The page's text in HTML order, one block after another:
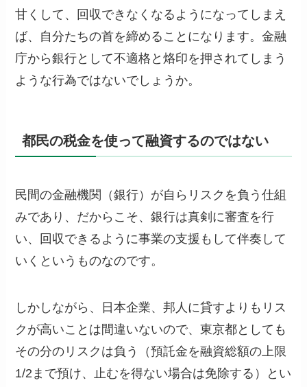
甘くして、回収できなくなるようになってしまえ
ば、自分たちの首を締めることになります。金融
庁から銀行として不適格と烙印を押されてしまう
ような行為ではないでしょうか。
都民の税金を使って融資するのではない
民間の金融機関（銀行）が自らリスクを負う仕組
みであり、だからこそ、銀行は真剣に審査を行
い、回収できるように事業の支援もして伴奏して
いくというものなのです。
しかしながら、日本企業、邦人に貸すよりもリス
クが高いことは間違いないので、東京都としても
その分のリスクは負う（預託金を融資総額の上限
1/2まで預け、止むを得ない場合は免除する）とい